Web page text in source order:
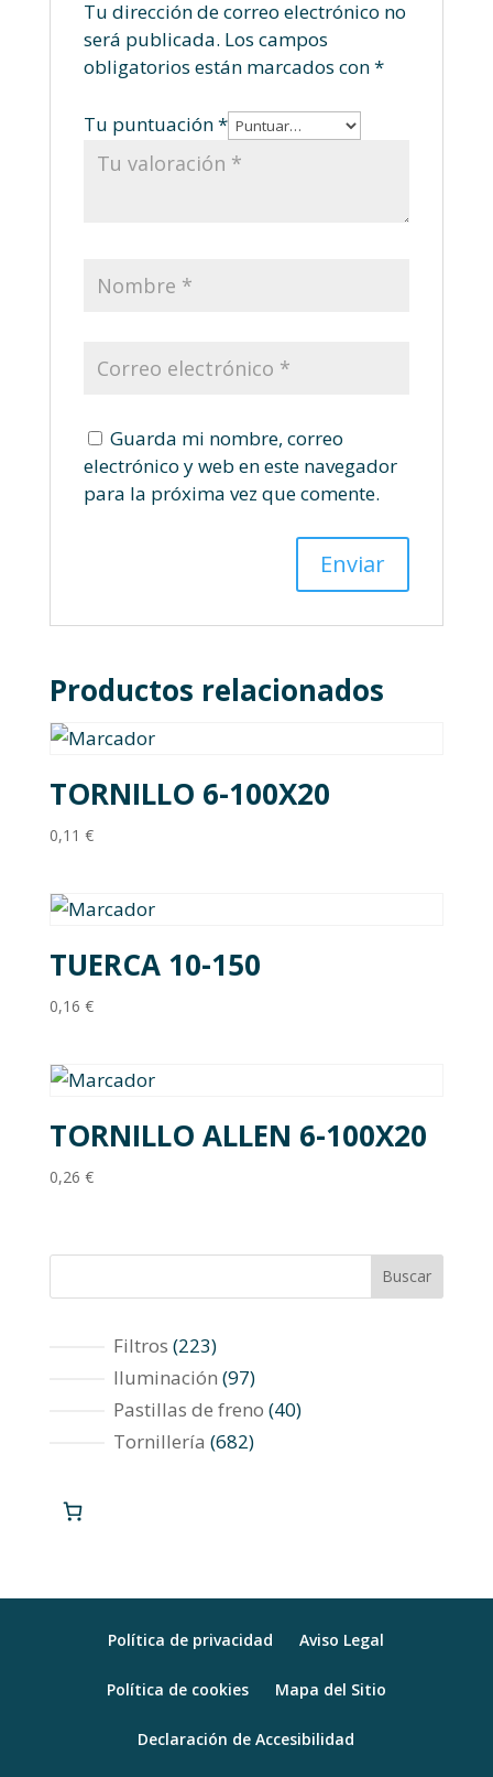
Tu dirección de correo electrónico no
será publicada. Los campos
obligatorios están marcados con*
Tu puntuación*
Guarda mi nombre, correo
electrónico y web en este navegador
para la próxima vez que comente.
Productos relacionados
TORNILLO 6-100X20
0,11 €
TUERCA 10-150
0,16 €
TORNILLO ALLEN 6-100X20
0,26 €
Buscar
Filtros 223223
productos
Iluminación 9797
productos
Pastillas de freno 4040
Tornillería 682682
Política de privacidad Aviso Legal
Política de cookies Mapa del Sitio
Declaración de Accesibilidad